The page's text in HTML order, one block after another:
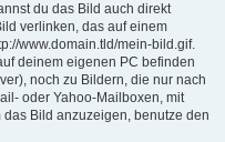
du das Bild auch direkt
verlinken, das auf einem
www.domain.tld/mein-bild.gif.
deinem eigenen PC befinden
noch zu Bildern, die nur nach
oder Yahoo-Mailboxen, mit
Bild anzuzeigen, benutze den